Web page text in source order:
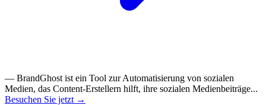
— BrandGhost ist ein Tool zur Automatisierung von sozialen
Medien, das Content-Erstellern hilft, ihre sozialen Medienbeiträge...
Besuchen Sie jetzt →